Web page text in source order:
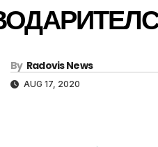
By Radovis News
AUG 17, 2020